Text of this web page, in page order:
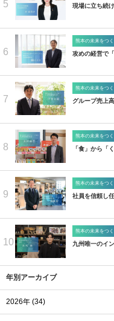
5 現場に立ち続
6
熊本の未来をつ
攻めの経営で
7
熊本の未来をつ
グループ売上
8
熊本の未来をつ
「食」から「
9
熊本の未来をつ
社員を信頼し
10
熊本の未来をつ
九州唯一のイ
年別アーカイブ
2026年 (34)